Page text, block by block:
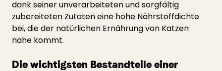
dank seiner unverarbeiteten und sorgfältig
zubereiteten Zutaten eine hohe Nährstoffdichte
bei, die der natürlichen Ernährung von Katzen
nahe kommt.
Die wichtigsten Bestandteile einer